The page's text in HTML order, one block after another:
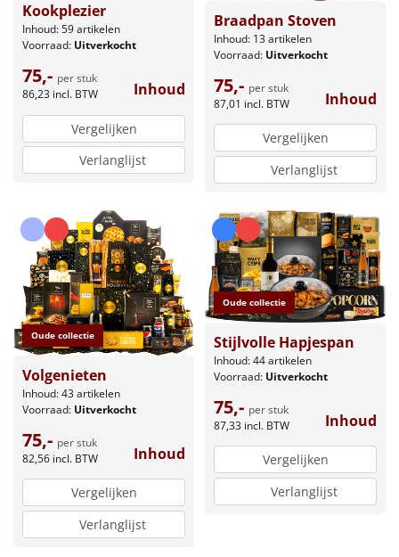
Kookplezier
Inhoud: 59 artikelen
Voorraad: Uitverkocht
75,- per stuk
86,23 incl. BTW Inhoud
Vergelijken
Verlanglijst
Braadpan Stoven
Inhoud: 13 artikelen
Voorraad: Uitverkocht
75,- per stuk
87,01 incl. BTW Inhoud
Vergelijken
Verlanglijst
Oude collectie
Volgenieten
Inhoud: 43 artikelen
Voorraad: Uitverkocht
75,- per stuk
82,56 incl. BTW Inhoud
Vergelijken
Verlanglijst
Oude collectie
Stijlvolle Hapjespan
Inhoud: 44 artikelen
Voorraad: Uitverkocht
75,- per stuk
87,33 incl. BTW Inhoud
Vergelijken
Verlanglijst